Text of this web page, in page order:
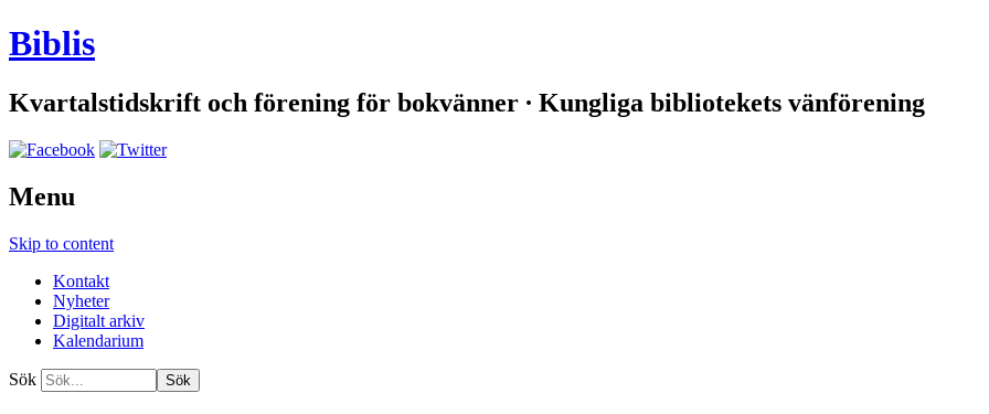
Biblis
Kvartalstidskrift och förening för bokvänner ∙ Kungliga bibliotekets vänförening
Menu
Skip to content
Kontakt
Nyheter
Digitalt arkiv
Kalendarium
Sök